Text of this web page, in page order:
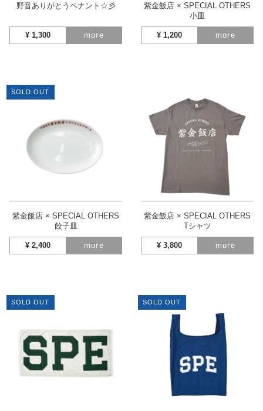
野音ありがとうペナント☆彡
¥ 1,300 more
紫金飯店 × SPECIAL OTHERS
小皿
¥ 1,200 more
SOLD OUT
紫金飯店 × SPECIAL OTHERS
餃子皿
¥ 2,400 more
紫金飯店 × SPECIAL OTHERS
Tシャツ
¥ 3,800 more
SOLD OUT SOLD OUT